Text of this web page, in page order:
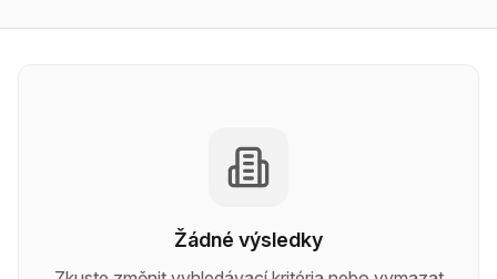
Žádné výsledky